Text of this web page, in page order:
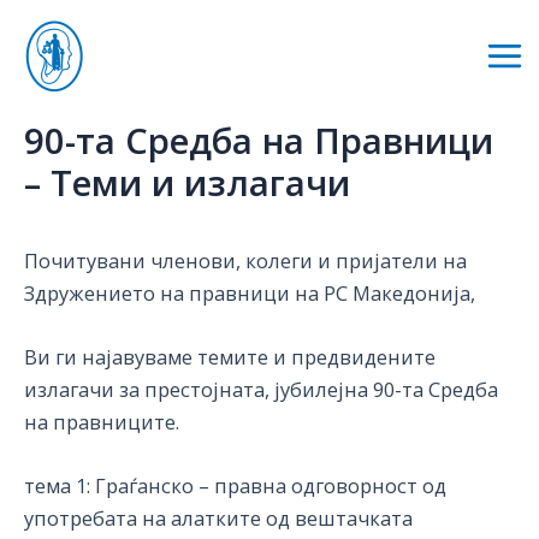
content
90-та Средба на Правници
– Теми и излагачи
Почитувани членови, колеги и пријатели на
Здружението на правници на РС Македонија,
Ви ги најавуваме темите и предвидените
излагачи за престојната, јубилејна 90-та Средба
на правниците.
тема 1: Граѓанско – правна одговорност од
употребата на алатките од вештачката